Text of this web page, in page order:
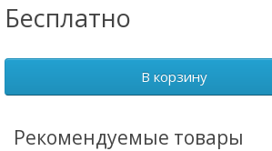
Бесплатно
В корзину
Рекомендуемые товары